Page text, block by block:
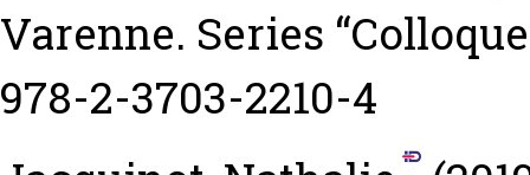
Varenne. Series
978-2-3703-2210-4